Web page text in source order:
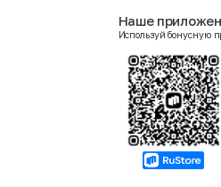
Женский
Согласие на получение чеков по
Наше
Используй бонусную